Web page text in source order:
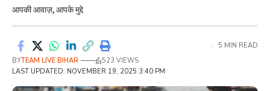
आपकी आवाज़, आपके मुद्दे
LAST UPDATED: NOVEMBER 19, 2025 3:40 PM
BYTEAM LIVE BIHAR 523 VIEWS
5 MIN READ